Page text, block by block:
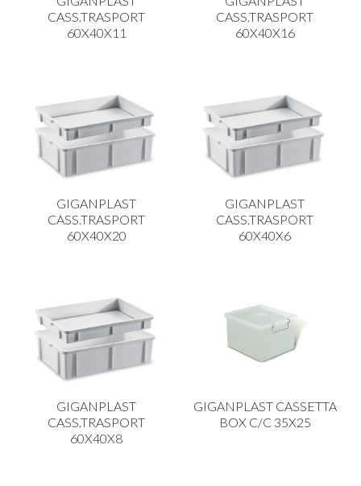
CASS.TRASPORT
60X40X11
CASS.TRASPORT
60X40X16
GIGANPLAST
CASS.TRASPORT
60X40X20
GIGANPLAST
CASS.TRASPORT
60X40X6
GIGANPLAST
CASS.TRASPORT
60X40X8
GIGANPLAST CASSETTA
BOX C/C 35X25